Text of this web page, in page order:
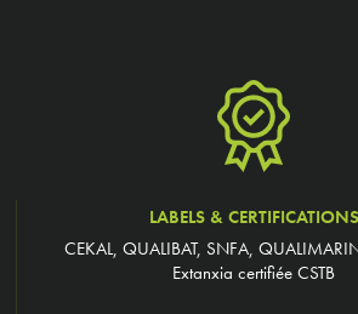
LABELS & CERTIFICATIONS
CEKAL, QUALIBAT, SNFA,
Extanxia certifiée CSTB